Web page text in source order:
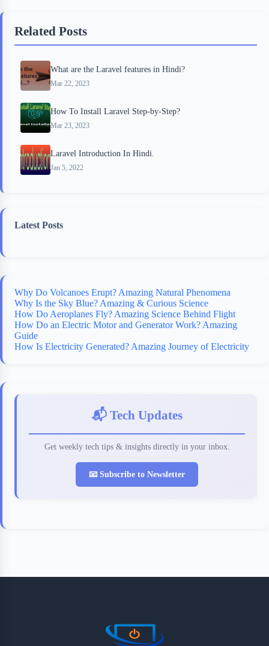
o
k
e
o
r
d
s
Related Posts
What are the Laravel features in Hindi?
Mar 22, 2023
How To Install Laravel Step-by-Step?
Mar 23, 2023
Laravel Introduction In Hindi.
Jan 5, 2022
Latest Posts
Why Do Volcanoes Erupt? Amazing Natural Phenomena
Why Is the Sky Blue? Amazing & Curious Science
How Do Aeroplanes Fly? Amazing Science Behind Flight
How Do an Electric Motor and Generator Work? Amazing
Guide
How Is Electricity Generated? Amazing Journey of Electricity
📬 Tech Updates
Get weekly tech tips & insights directly in your inbox.
📧 Subscribe to Newsletter